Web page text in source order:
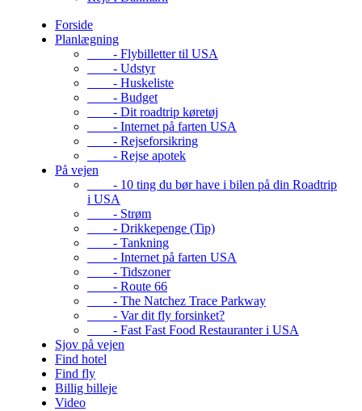
Forside
Planlægning
- Flybilletter til USA
- Udstyr
- Huskeliste
- Budget
- Dit roadtrip køretøj
- Internet på farten USA
- Rejseforsikring
- Rejse apotek
På vejen
- 10 ting du bør have i bilen på din Roadtrip
i USA
- Strøm
- Drikkepenge (Tip)
- Tankning
- Internet på farten USA
- Tidszoner
- Route 66
- The Natchez Trace Parkway
- Var dit fly forsinket?
- Fast Fast Food Restauranter i USA
Sjov på vejen
Find hotel
Find fly
Billig billeje
Video